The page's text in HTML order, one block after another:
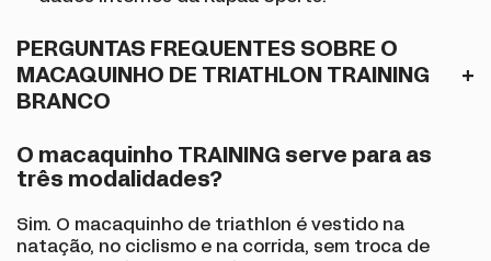
PERGUNTAS FREQUENTES SOBRE O
MACAQUINHO DE TRIATHLON TRAINING
BRANCO
O macaquinho TRAINING serve para as
três modalidades?
Sim. O macaquinho de triathlon é vestido na
natação, no ciclismo e na corrida, sem troca de